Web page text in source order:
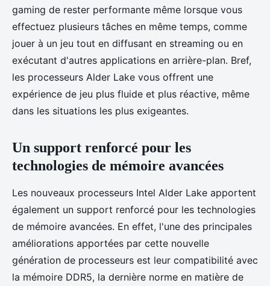
gaming de rester performante même lorsque vous
effectuez plusieurs tâches en même temps, comme
jouer à un jeu tout en diffusant en streaming ou en
exécutant d'autres applications en arrière-plan. Bref,
les processeurs Alder Lake vous offrent une
expérience de jeu plus fluide et plus réactive, même
dans les situations les plus exigeantes.
Un support renforcé pour les
technologies de mémoire avancées
Les nouveaux processeurs Intel Alder Lake apportent
également un support renforcé pour les technologies
de mémoire avancées. En effet, l'une des principales
améliorations apportées par cette nouvelle
génération de processeurs est leur compatibilité avec
la mémoire DDR5, la dernière norme en matière de